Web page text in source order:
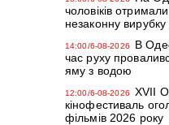
чоловіків
незаконну вирубку
14:00/6-08-2026
В
час руху
яму з водою
12:00/6-08-2026
XVII
кінофестиваль
фільмів 2026 року